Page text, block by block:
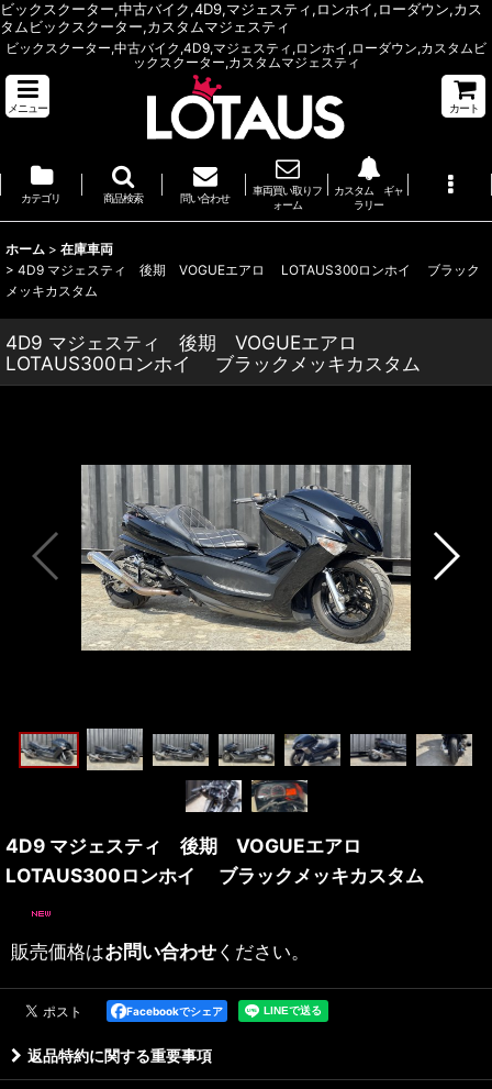
ビックスクーター,中古バイク,4D9,マジェスティ,ロンホイ,ローダウン,カス
タムビックスクーター,カスタムマジェスティ
ビックスクーター,中古バイク,4D9,マジェスティ,ロンホイ,ローダウン,カスタムビ
ックスクーター,カスタムマジェスティ
メニュー カート
カテゴリ 商品検索 問い合わせ
車両買い取りフ
ォーム
カスタム ギャ
ラリー
ホーム > 在庫車両
> 4D9 マジェスティ 後期 VOGUEエアロ LOTAUS300ロンホイ ブラック
メッキカスタム
4D9 マジェスティ 後期 VOGUEエアロ
LOTAUS300ロンホイ ブラックメッキカスタム
4D9 マジェスティ 後期 VOGUEエアロ
LOTAUS300ロンホイ ブラックメッキカスタム
販売価格はお問い合わせください。
Facebookでシェア
返品特約に関する重要事項